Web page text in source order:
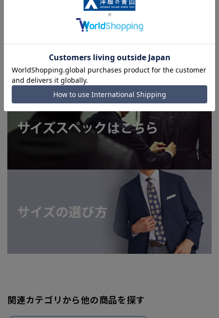
■店舗や各モールサイトと商品在庫を共有しております関係
上、ご注文いただいたタイミングにより欠品が発生し、ご注文
を完了できない場合がございます。予めご了承ください。
よってはお急ぎ発送サービスを選択できない場合がございま
関連カテゴリから他の商品を探す